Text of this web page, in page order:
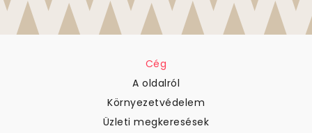
Cég
A oldalról
Környezetvédelem
Üzleti megkeresések